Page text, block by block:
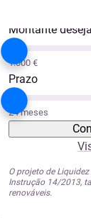
Montante
1.000 €
Prazo
24 meses
O projeto de
Instrução 14/2013,
renováveis.